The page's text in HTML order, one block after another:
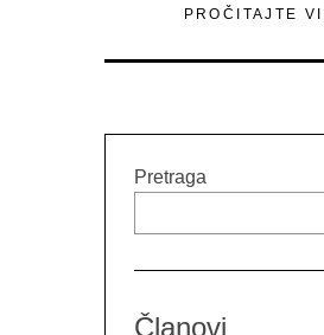
PROČITAJTE
Pretraga
Članovi